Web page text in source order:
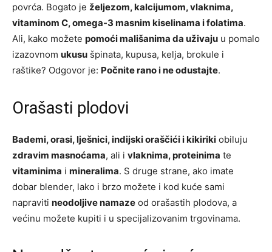
povrća. Bogato je željezom, kalcijumom, vlaknima,
vitaminom C, omega-3 masnim kiselinama i folatima.
Ali, kako možete pomoći mališanima da uživaju u pomalo
izazovnom ukusu špinata, kupusa, kelja, brokule i
raštike? Odgovor je: Počnite rano i ne odustajte.
Orašasti plodovi
Bademi, orasi, lješnici, indijski oraščići i kikiriki obiluju
zdravim masnoćama, ali i vlaknima, proteinima te
vitaminima i mineralima. S druge strane, ako imate
dobar blender, lako i brzo možete i kod kuće sami
napraviti neodoljive namaze od orašastih plodova, a
većinu možete kupiti i u specijalizovanim trgovinama.